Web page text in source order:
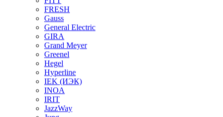
FRESH
Gauss
General Electric
GIRA
Grand Meyer
Greenel
Hegel
Hyperline
IEK (ИЭК)
INOA
IRIT
JazzWay